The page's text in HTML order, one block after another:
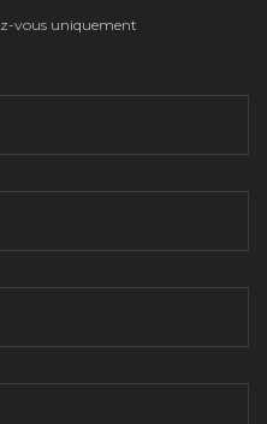
vous uniquement